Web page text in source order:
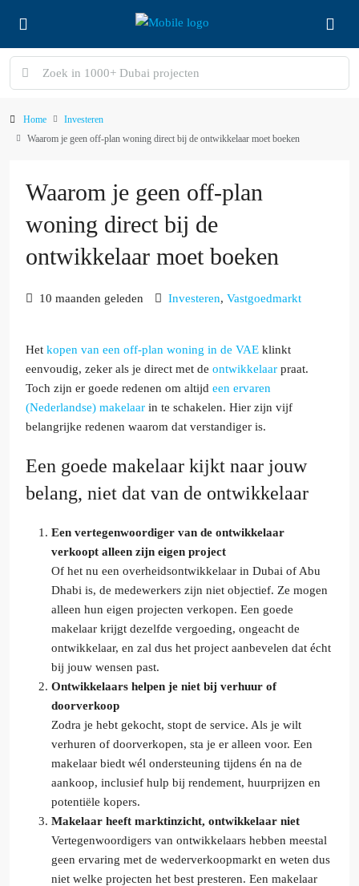
Home
Investeren
Waarom je geen off-plan woning direct bij de ontwikkelaar moet boeken
Waarom je geen off-plan
woning direct bij de
ontwikkelaar moet boeken
10 maanden geleden Investeren, Vastgoedmarkt
Het kopen van een off-plan woning in de VAE klinkt
eenvoudig, zeker als je direct met de ontwikkelaar praat.
Toch zijn er goede redenen om altijd een ervaren
(Nederlandse) makelaar in te schakelen. Hier zijn vijf
belangrijke redenen waarom dat verstandiger is.
Een goede makelaar kijkt naar jouw
belang, niet dat van de ontwikkelaar
Een vertegenwoordiger van de ontwikkelaar
verkoopt alleen zijn eigen project
Of het nu een overheidsontwikkelaar in Dubai of Abu
Dhabi is, de medewerkers zijn niet objectief. Ze mogen
alleen hun eigen projecten verkopen. Een goede
makelaar krijgt dezelfde vergoeding, ongeacht de
ontwikkelaar, en zal dus het project aanbevelen dat écht
bij jouw wensen past.
Ontwikkelaars helpen je niet bij verhuur of
doorverkoop
Zodra je hebt gekocht, stopt de service. Als je wilt
verhuren of doorverkopen, sta je er alleen voor. Een
makelaar biedt wél ondersteuning tijdens én na de
aankoop, inclusief hulp bij rendement, huurprijzen en
potentiële kopers.
Makelaar heeft marktinzicht, ontwikkelaar niet
Vertegenwoordigers van ontwikkelaars hebben meestal
geen ervaring met de wederverkoopmarkt en weten dus
niet welke projecten het best presteren. Een makelaar